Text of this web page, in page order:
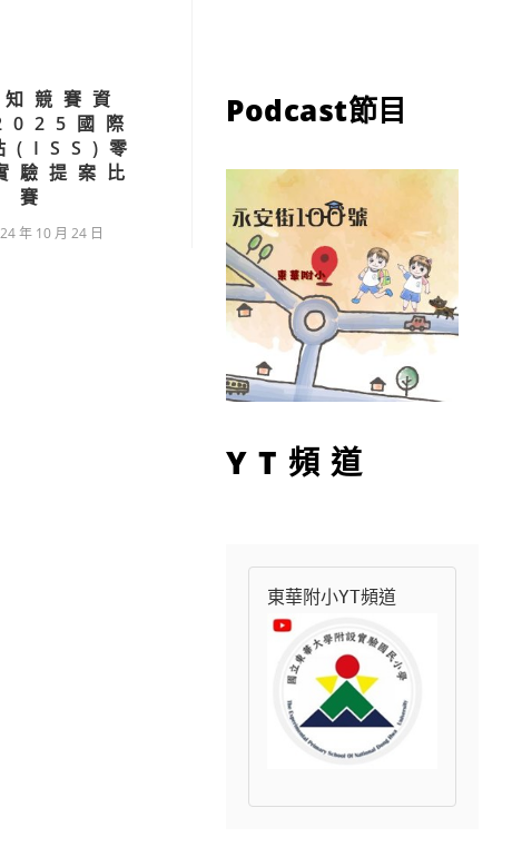
知競賽資
國際
(ISS)零
驗提案比
賽
年 10 月 24 日
Podcast節目
YT頻道
東華附小YT頻道